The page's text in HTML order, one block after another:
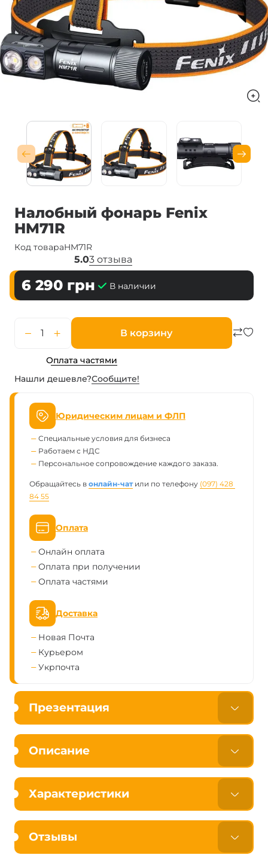
Налобный фонарь Fenix
HM71R
Код товараHM71R
5.03 отзыва
6 290 грн В наличии
В корзину
Оплата частями
Нашли дешевле?Сообщите!
Юридическим лицам и ФЛП
Специальные условия для бизнеса
Работаем с НДС
Персональное сопровождение каждого заказа.
Обращайтесь в онлайн-чатили по телефону (097) 428
84 55
Оплата
Онлайн оплата
Оплата при получении
Оплата частями
Доставка
Новая Почта
Курьером
Укрпочта
Презентация
Описание
Характеристики
Отзывы